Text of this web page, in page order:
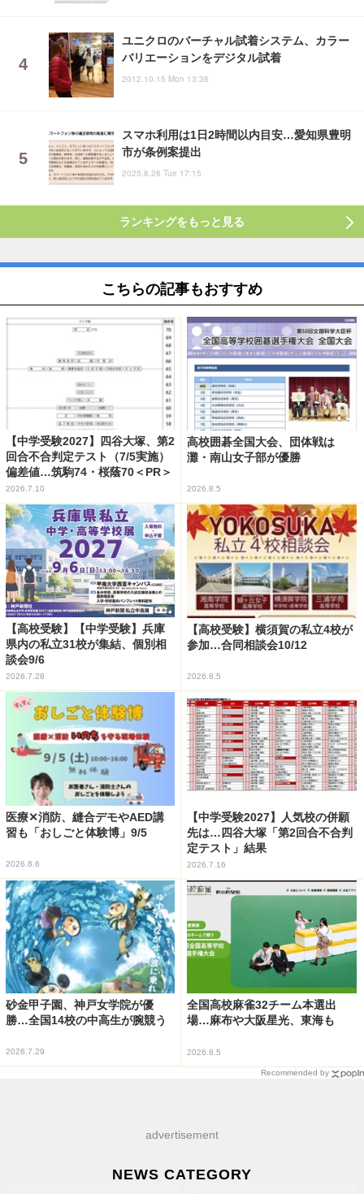
ユニクロのバーチャル試着システム、カラー
バリエーションをデジタル試着
2012.10.15 Mon 13:36
スマホ利用は1日2時間以内目安…愛知県豊明
市が条例案提出
2025.8.26 Tue 17:15
ランキングをもっと見る
こちらの記事もおすすめ
【中学受験2027】四谷大塚、第2
回合不合判定テスト（7/5実施）
偏差値…筑駒74・桜蔭70＜PR＞
2026.7.10
高校囲碁全国大会、団体戦は
灘・南山女子部が優勝
2026.8.5
【高校受験】【中学受験】兵庫
県内の私立31校が集結、個別相
談会9/6
2026.7.28
【高校受験】横須賀の私立4校が
参加…合同相談会10/12
2026.8.5
医療✕消防、縫合デモやAED講
習も「おしごと体験博」9/5
2026.8.6
【中学受験2027】人気校の併願
先は…四谷大塚「第2回合不合判
定テスト」結果
2026.7.16
砂金甲子園、神戸女学院が優
勝…全国14校の中高生が腕競う
2026.7.29
全国高校麻雀32チーム本選出
場…麻布や大阪星光、東海も
2026.8.5
Recommended by
advertisement
NEWS CATEGORY